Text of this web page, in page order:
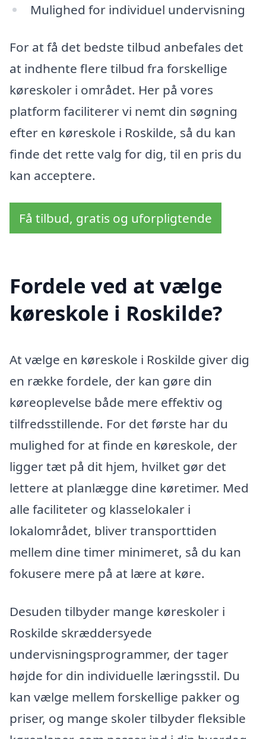
Mulighed for individuel undervisning
For at få det bedste tilbud anbefales det
at indhente flere tilbud fra forskellige
køreskoler i området. Her på vores
platform faciliterer vi nemt din søgning
efter en køreskole i Roskilde, så du kan
finde det rette valg for dig, til en pris du
kan acceptere.
Få tilbud, gratis og uforpligtende
Fordele ved at vælge
køreskole i Roskilde?
At vælge en køreskole i Roskilde giver dig
en række fordele, der kan gøre din
køreoplevelse både mere effektiv og
tilfredsstillende. For det første har du
mulighed for at finde en køreskole, der
ligger tæt på dit hjem, hvilket gør det
lettere at planlægge dine køretimer. Med
alle faciliteter og klasselokaler i
lokalområdet, bliver transporttiden
mellem dine timer minimeret, så du kan
fokusere mere på at lære at køre.
Desuden tilbyder mange køreskoler i
Roskilde skræddersyede
undervisningsprogrammer, der tager
højde for din individuelle læringsstil. Du
kan vælge mellem forskellige pakker og
priser, og mange skoler tilbyder fleksible